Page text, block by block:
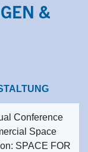
&
Conference
Space
SPACE FOR